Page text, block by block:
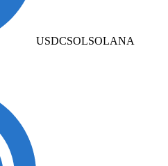
USDCSOLSOLANA